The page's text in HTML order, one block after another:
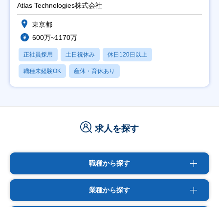
Atlas Technologies株式会社
東京都
600万~1170万
正社員採用 土日祝休み 休日120日以上
職種未経験OK 産休・育休あり
求人を探す
職種から探す
業種から探す